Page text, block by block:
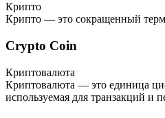
Крипто
Крипто — это сокращенный
Crypto Coin
Криптовалюта
Криптовалюта — это единица
используемая для транзакций и